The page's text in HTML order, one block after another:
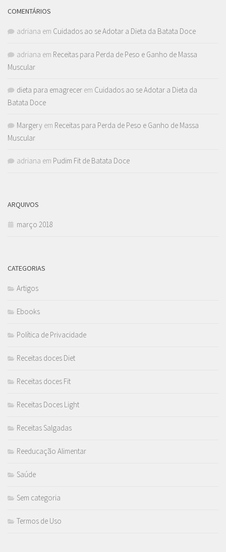
COMENTÁRIOS
adriana em Cuidados ao se Adotar a Dieta da Batata Doce
adriana em Receitas para Perda de Peso e Ganho de Massa
Muscular
dieta para emagrecer em Cuidados ao se Adotar a Dieta da
Batata Doce
Margery em Receitas para Perda de Peso e Ganho de Massa
Muscular
adriana em Pudim Fit de Batata Doce
ARQUIVOS
março 2018
CATEGORIAS
Artigos
Ebooks
Política de Privacidade
Receitas doces Diet
Receitas doces Fit
Receitas Doces Light
Receitas Salgadas
Reeducação Alimentar
Saúde
Sem categoria
Termos de Uso